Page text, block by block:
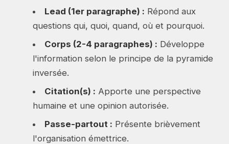
Lead (1er paragraphe) : Répond aux
questions qui, quoi, quand, où et pourquoi.
Corps (2-4 paragraphes) : Développe
l'information selon le principe de la pyramide
inversée.
Citation(s) : Apporte une perspective
humaine et une opinion autorisée.
Passe-partout : Présente brièvement
l'organisation émettrice.